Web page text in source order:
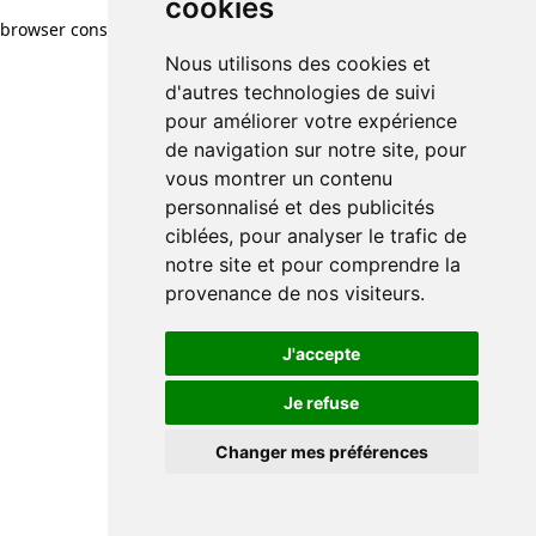
cookies
Nous utilisons des cookies et
d'autres technologies de suivi
pour améliorer votre expérience
de navigation sur notre site, pour
vous montrer un contenu
personnalisé et des publicités
ciblées, pour analyser le trafic de
notre site et pour comprendre la
provenance de nos visiteurs.
J'accepte
Je refuse
Changer mes préférences
browser console for more information)